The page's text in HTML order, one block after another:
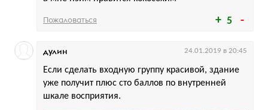
5
Пожаловаться
Если сделать входную группу красивой, здание
уже получит плюс сто баллов по внутренней
шкале восприятия.
дулин 24.01.2019 в 20:45